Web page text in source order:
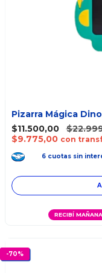
Pizarra Mágica
$11.500,00
$9.775,00 con
6 cuotas sin
RECIBÍ
-70%